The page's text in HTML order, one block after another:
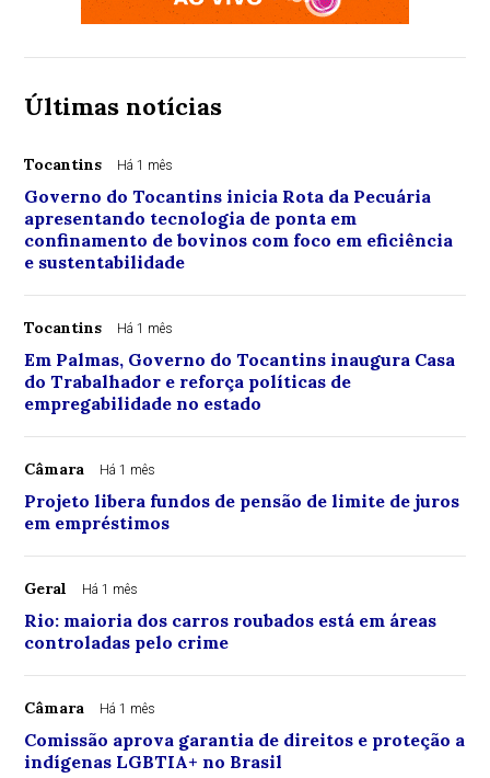
Últimas notícias
Tocantins Há 1 mês
Governo do Tocantins inicia Rota da Pecuária
apresentando tecnologia de ponta em
confinamento de bovinos com foco em eficiência
e sustentabilidade
Tocantins Há 1 mês
Em Palmas, Governo do Tocantins inaugura Casa
do Trabalhador e reforça políticas de
empregabilidade no estado
Câmara Há 1 mês
Projeto libera fundos de pensão de limite de juros
em empréstimos
Geral Há 1 mês
Rio: maioria dos carros roubados está em áreas
controladas pelo crime
Câmara Há 1 mês
Comissão aprova garantia de direitos e proteção a
indígenas LGBTIA+ no Brasil